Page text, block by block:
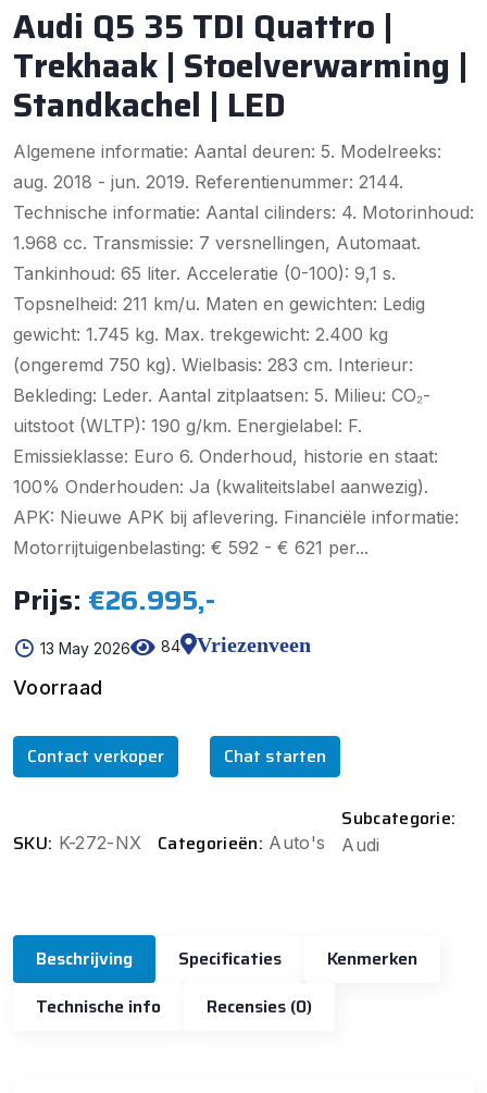
Audi Q5 35 TDI Quattro |
Trekhaak | Stoelverwarming |
Standkachel | LED
Algemene informatie: Aantal deuren: 5. Modelreeks:
aug. 2018 - jun. 2019. Referentienummer: 2144.
Technische informatie: Aantal cilinders: 4. Motorinhoud:
1.968 cc. Transmissie: 7 versnellingen, Automaat.
Tankinhoud: 65 liter. Acceleratie (0-100): 9,1 s.
Topsnelheid: 211 km/u. Maten en gewichten: Ledig
gewicht: 1.745 kg. Max. trekgewicht: 2.400 kg
(ongeremd 750 kg). Wielbasis: 283 cm. Interieur:
Bekleding: Leder. Aantal zitplaatsen: 5. Milieu: CO₂-
uitstoot (WLTP): 190 g/km. Energielabel: F.
Emissieklasse: Euro 6. Onderhoud, historie en staat:
100% Onderhouden: Ja (kwaliteitslabel aanwezig).
APK: Nieuwe APK bij aflevering. Financiële informatie:
Motorrijtuigenbelasting: € 592 - € 621 per...
Prijs: €26.995,-
13 May 2026 84
Vriezenveen
Voorraad
Contact verkoper Chat starten
SKU: K-272-NX Categorieën: Auto's
Subcategorie:
Audi
Beschrijving Specificaties
Kenmerken
Technische info
Recensies (0)